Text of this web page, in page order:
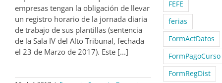
empresas tengan la obligación de llevar
un registro horario de la jornada diaria
de trabajo de sus plantillas (sentencia
de la Sala IV del Alto Tribunal, fechada
el 23 de Marzo de 2017). Este [...]
FEFE
ferias
FormActDatos
FormPagoCurso
FormRegDist